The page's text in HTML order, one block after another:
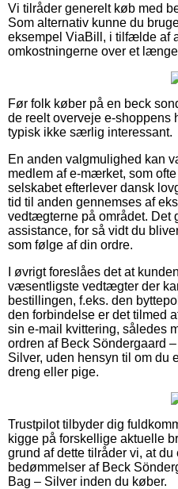
Vi tilråder generelt køb med
Som alternativ kunne du
eksempel ViaBill, i tilfælde af
omkostningerne over et
Før folk køber på en beck
de reelt overveje e-shoppens
typisk ikke særlig interessant.
En anden valgmulighed kan
medlem af e-mærket, som
selskabet efterlever dansk
tid til anden gennemses af
vedtægterne på området. Det
assistance, for så vidt du
som følge af din ordre.
I øvrigt foreslåes det at
væsentligste vedtægter der
bestillingen, f.eks. den
den forbindelse er det tilmed
sin e-mail kvittering, således
ordren af Beck Söndergaard
Silver, uden hensyn til om du
dreng eller pige.
Trustpilot tilbyder dig
kigge på forskellige aktuelle
grund af dette tilråder vi, at
bedømmelser af Beck
Bag – Silver inden du køber.